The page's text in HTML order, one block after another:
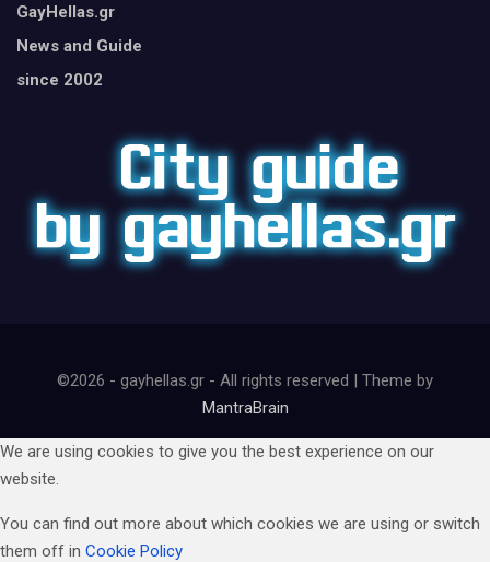
GayHellas.gr
News and Guide
since 2002
©2026 - gayhellas.gr - All rights reserved | Theme by
MantraBrain
We are using cookies to give you the best experience on our
website.
You can find out more about which cookies we are using or switch
them off in Cookie Policy